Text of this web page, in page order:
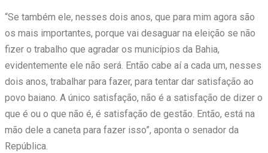
“Se também ele, nesses dois anos, que para mim agora são
os mais importantes, porque vai desaguar na eleição se não
fizer o trabalho que agradar os municípios da Bahia,
evidentemente ele não será. Então cabe aí a cada um, nesses
dois anos, trabalhar para fazer, para tentar dar satisfação ao
povo baiano. A único satisfação, não é a satisfação de dizer o
que é ou o que não é, é satisfação de gestão. Então, está na
mão dele a caneta para fazer isso”, aponta o senador da
República.